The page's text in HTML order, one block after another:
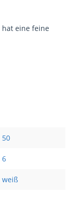
hat eine feine
50
6
weiß